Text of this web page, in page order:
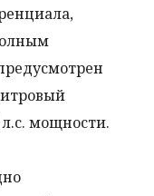
мощности.